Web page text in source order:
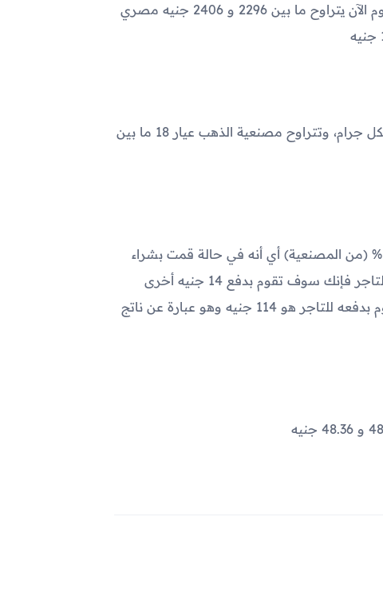
2296 و 2406 جنيه مصري
تتراوح مصنعية الذهب عيار 21 بين 60 و 110 جنيه لكل جرام، وتتراوح مصنعية الذهب عيار 18 ما بين
تبلغ ضريبة القيمة المضافة على الذهب في مصر 14% (من المصنعية) أي أنه في حالة قمت بشراء
جرام ذهب عيار 21 وقمت بدفع 100 جنيه مصنعية للتاجر فإنك سوف تقوم بدفع 14 جنيه أخرى
ضريبة قيمة مضافة. فيصبح المبلغ النهائي الذي تقوم بدفعه للتاجر هو 114 جنيه وهو عبارة عن ناتج